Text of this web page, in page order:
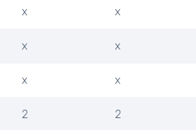
x x
x x
x x
2 2